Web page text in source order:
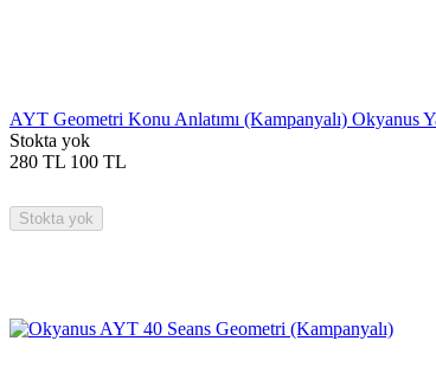
AYT Geometri Konu Anlatımı (Kampanyalı) Okyanus
Stokta yok
280 TL 100 TL
Stokta yok